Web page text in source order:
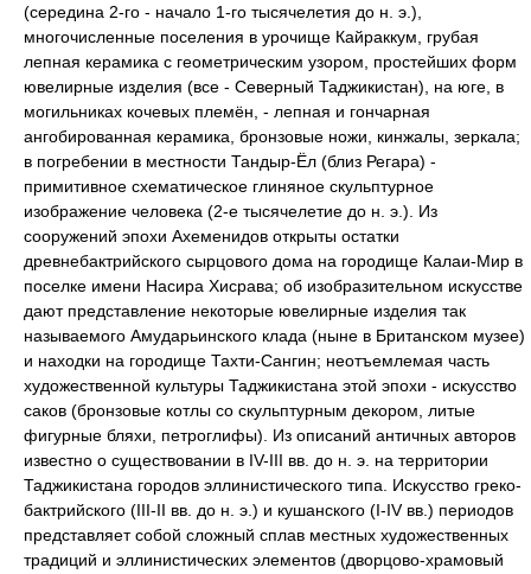
(середина 2-го - начало 1-го тысячелетия до н. э.),
многочисленные поселения в урочище Кайраккум, грубая
лепная керамика с геометрическим узором, простейших форм
ювелирные изделия (все - Северный Таджикистан), на юге, в
могильниках кочевых племён, - лепная и гончарная
ангобированная керамика, бронзовые ножи, кинжалы, зеркала;
в погребении в местности Тандыр-Ёл (близ Регара) -
примитивное схематическое глиняное скульптурное
изображение человека (2-е тысячелетие до н. э.). Из
сооружений эпохи Ахеменидов открыты остатки
древнебактрийского сырцового дома на городище Калаи-Мир в
поселке имени Насира Хисрава; об изобразительном искусстве
дают представление некоторые ювелирные изделия так
называемого Амударьинского клада (ныне в Британском музее)
и находки на городище Тахти-Сангин; неотъемлемая часть
художественной культуры Таджикистана этой эпохи - искусство
саков (бронзовые котлы со скульптурным декором, литые
фигурные бляхи, петроглифы). Из описаний античных авторов
известно о существовании в IV-III вв. до н. э. на территории
Таджикистана городов эллинистического типа. Искусство греко-
бактрийского (III-II вв. до н. э.) и кушанского (I-IV вв.) периодов
представляет собой сложный сплав местных художественных
традиций и эллинистических элементов (дворцово-храмовый